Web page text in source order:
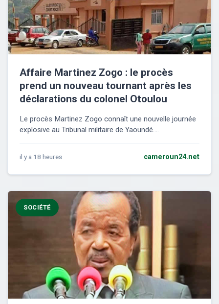
Affaire Martinez Zogo : le procès
prend un nouveau tournant après les
déclarations du colonel Otoulou
Le procès Martinez Zogo connaît une nouvelle journée
explosive au Tribunal militaire de Yaoundé....
il y a 18 heures cameroun24.net
SOCIÉTÉ